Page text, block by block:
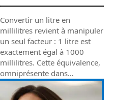
Convertir un litre en
millilitres revient à manipuler
un seul facteur : 1 litre est
exactement égal à 1000
millilitres. Cette équivalence,
omniprésente dans…